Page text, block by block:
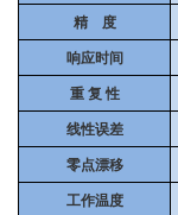
精 度
响应时间
重 复 性
线性误差
零点漂移
工作温度